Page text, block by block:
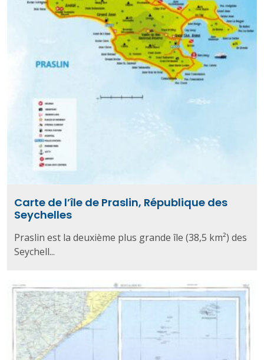
Carte de l’île de Praslin, République des
Seychelles
Praslin est la deuxième plus grande île (38,5 km²) des
Seychell...